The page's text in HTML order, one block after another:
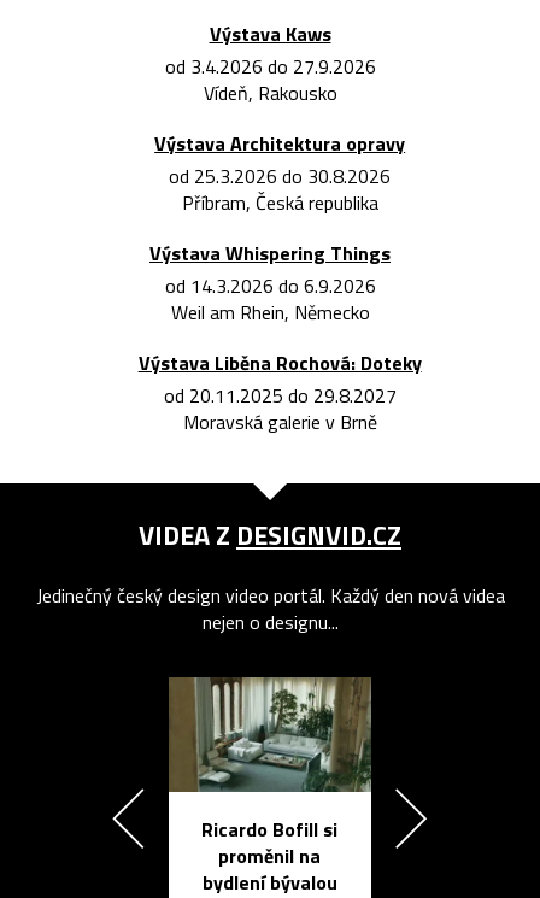
Výstava Kaws
od 3.4.2026 do 27.9.2026
Vídeň, Rakousko
Výstava Architektura opravy
od 25.3.2026 do 30.8.2026
Příbram, Česká republika
Výstava Whispering Things
od 14.3.2026 do 6.9.2026
Weil am Rhein, Německo
Výstava Liběna Rochová: Doteky
od 20.11.2025 do 29.8.2027
Moravská galerie v Brně
VIDEA Z DESIGNVID.CZ
Jedinečný český design video portál. Každý den nová videa
nejen o designu...
Ricardo Bofill si
proměnil na
bydlení bývalou